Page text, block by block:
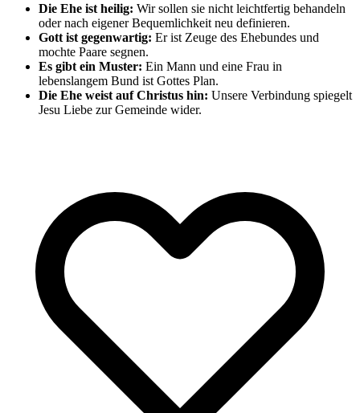
Die Ehe ist heilig: Wir sollen sie nicht leichtfertig behandeln
oder nach eigener Bequemlichkeit neu definieren.
Gott ist gegenwartig: Er ist Zeuge des Ehebundes und
mochte Paare segnen.
Es gibt ein Muster: Ein Mann und eine Frau in
lebenslangem Bund ist Gottes Plan.
Die Ehe weist auf Christus hin: Unsere Verbindung spiegelt
Jesu Liebe zur Gemeinde wider.